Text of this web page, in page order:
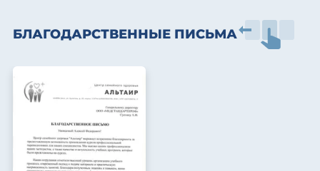
БЛАГОДАРСТВЕННЫЕ ПИСЬМА